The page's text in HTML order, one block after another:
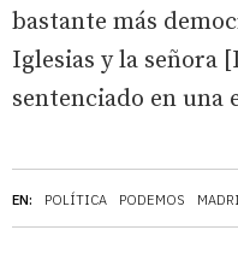
EN: POLÍTICA PODEMOS
bastante más
Iglesias y la señora
sentenciado en una